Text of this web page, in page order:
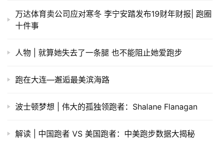
万达体育卖公司应对寒冬 李宁安踏发布19财年财报| 跑圈
十件事
人物 | 就算她失去了一条腿 也不能阻止她爱跑步
跑在大连—邂逅最美滨海路
波士顿梦想 | 伟大的孤独领跑者：Shalane Flanagan
解读 | 中国跑者 VS 美国跑者：中美跑步数据大揭秘